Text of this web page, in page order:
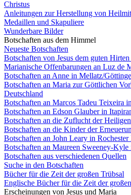
Christus
Anleitungen zur Herstellung von
Medaillen und Skapuliere
Wunderbare Bilder
Botschaften aus dem Himmel
Neueste Botschaften
Botschaften von Jesus dem guten
Marianische Offenbarungen an Luz de
Botschaften an Anne in Mellatz/
Botschaften an Maria zur Göttlichen
Deutschland
Botschaften an Marcos Tadeu Teixeira
Botschaften an Edson Glauber in
Botschaften an die Zuflucht der
Botschaften an die Kinder der
Botschaften an John Leary in
Botschaften an Maureen Sweeney-
Botschaften aus verschiedenen Quellen
Suche in den Botschaften
Bücher für die Zeit der großen Trübsal
Englische Bücher für die Zeit der
Erscheinungen von Jesus und Maria